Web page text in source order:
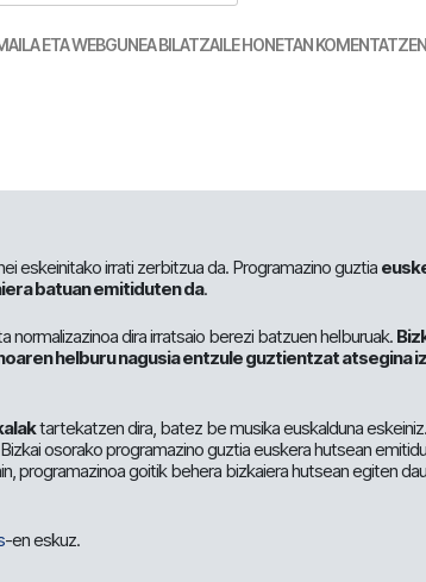
ETA WEBGUNEA BILATZAILE HONETAN
eskeinitako irrati zerbitzua da. Programazino guztia
batuan emitiduten da.
normalizazinoa dira irratsaio berezi batzuen helburuak.
helburu nagusia entzule guztientzat atsegina
tartekatzen dira, batez be musika euskalduna eskeiniz.
osorako programazino guztia euskera hutsean
programazinoa goitik behera bizkaiera hutsean egiten
-en eskuz.